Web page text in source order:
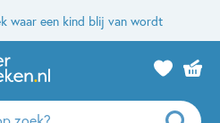
waar een kind blij van wordt